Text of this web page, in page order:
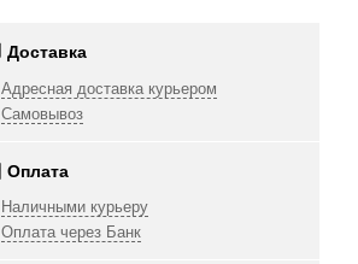
Доставка
Адресная доставка курьером
Самовывоз
Оплата
Наличными курьеру
Оплата через Банк